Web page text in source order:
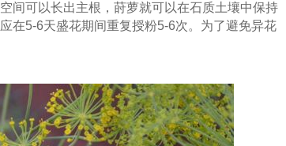
间可以长出主根，莳萝就可以在石质土壤中保持
在5-6天盛花期间重复授粉5-6次。为了避免异花